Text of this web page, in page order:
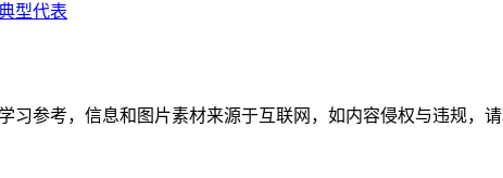
型代表
习参考，信息和图片素材来源于互联网，如内容侵权与违规，